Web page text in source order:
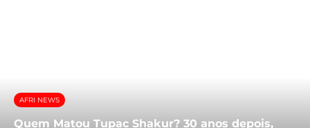
AFRI NEWS
Quem Matou Tupac Shakur? 30 anos depois,